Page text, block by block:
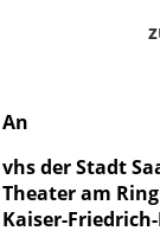
An
vhs der Stadt
Theater am Ring
Kaiser-